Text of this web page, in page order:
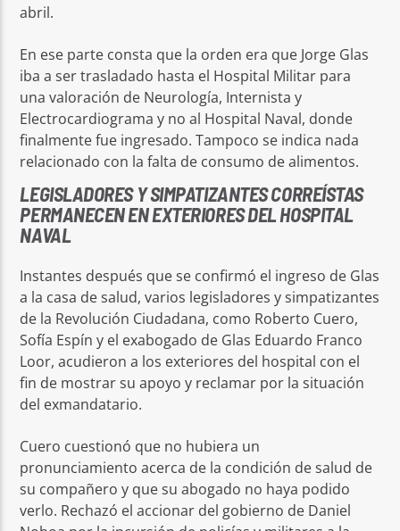
abril.
En ese parte consta que la orden era que Jorge Glas
iba a ser trasladado hasta el Hospital Militar para
una valoración de Neurología, Internista y
Electrocardiograma y no al Hospital Naval, donde
finalmente fue ingresado. Tampoco se indica nada
relacionado con la falta de consumo de alimentos.
LEGISLADORES Y SIMPATIZANTES CORREÍSTAS
PERMANECEN EN EXTERIORES DEL HOSPITAL
NAVAL
Instantes después que se confirmó el ingreso de Glas
a la casa de salud, varios legisladores y simpatizantes
de la Revolución Ciudadana, como Roberto Cuero,
Sofía Espín y el exabogado de Glas Eduardo Franco
Loor, acudieron a los exteriores del hospital con el
fin de mostrar su apoyo y reclamar por la situación
del exmandatario.
Cuero cuestionó que no hubiera un
pronunciamiento acerca de la condición de salud de
su compañero y que su abogado no haya podido
verlo. Rechazó el accionar del gobierno de Daniel